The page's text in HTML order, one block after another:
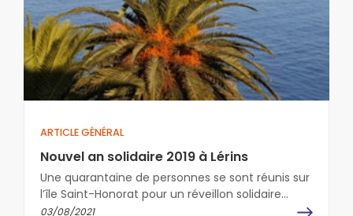
ARTICLE GÉNÉRAL
Nouvel an solidaire 2019 à Lérins
Une quarantaine de personnes se sont réunis sur
l’île Saint-Honorat pour un réveillon solidaire
organisé par l’association Amitié Lérins Fondacio.
03/08/2021